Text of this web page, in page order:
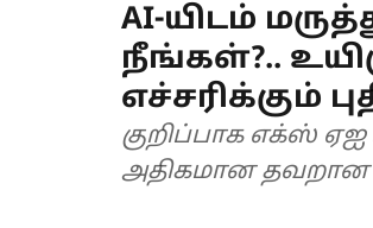
AI-யிடம்
நீங்கள்?..
எச்சரிக்கும்
குறிப்பாக எக்ஸ்
அதிகமான தவறான